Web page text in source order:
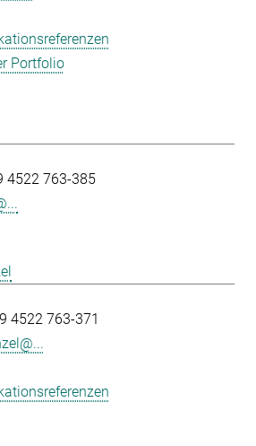
Portfolio
4522 763-385
4522 763-371